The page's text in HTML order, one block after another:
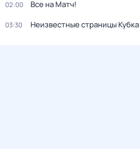
02:00 Все на Матч!
03:30 Неизвестные страницы